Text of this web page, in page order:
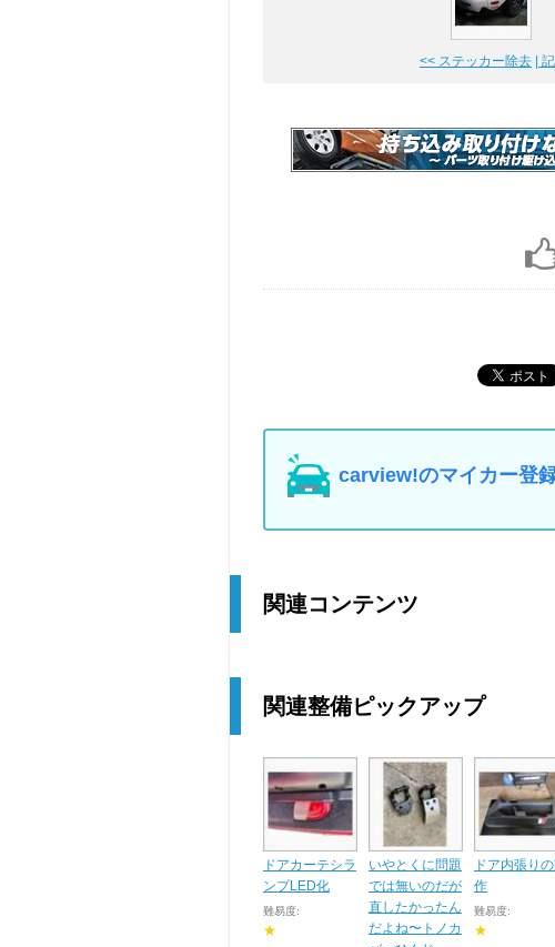
<< ステッカー除去 |
carview!のマイカー登
関連コンテンツ
関連整備ピックアップ
ドアカーテシラ
ンプLED化
難易度:
★
いやとくに問題
では無いのだが
直したかったん
だよね〜トノカ
ドア内張り
作
難易度:
★